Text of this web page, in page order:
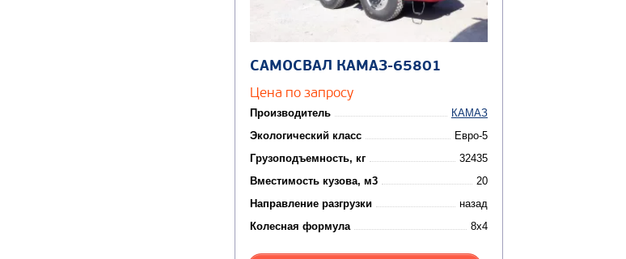
САМОСВАЛ КАМАЗ-65801
Цена по запросу
Производитель
КАМАЗ
Экологический класс
Евро-5
Грузоподъемность, кг
32435
Вместимость кузова, м3
20
Направление разгрузки
назад
Колесная формула
8x4